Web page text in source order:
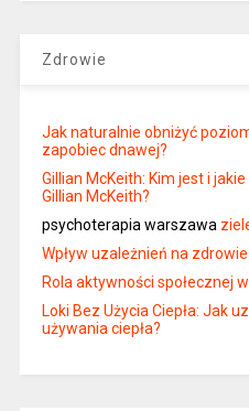
Zdrowie
Jak naturalnie obniżyć
zapobiec dnawej?
Gillian McKeith: Kim jest i
Gillian McKeith?
psychoterapia warszawa
Wpływ uzależnień na
Rola aktywności społecznej
Loki Bez Użycia Ciepła: Jak
używania ciepła?